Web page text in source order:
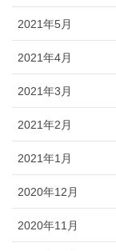
2021年5月
2021年4月
2021年3月
2021年2月
2021年1月
2020年12月
2020年11月